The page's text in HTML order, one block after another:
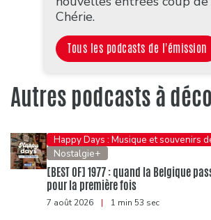
Chérie.
Tous les podcasts de l'émission
Autres podcasts à
Happy Days : Musique et souvenirs
Nostalgie+
[BEST OF] 1977 : quand la Belgique
pour la première fois
7 août 2026 | 1 min 53 sec